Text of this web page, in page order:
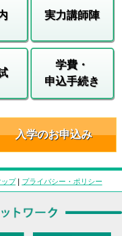
実力講師陣
学費・
申込手続き
入学のお申込み
プ| プライバシー・ポリシー